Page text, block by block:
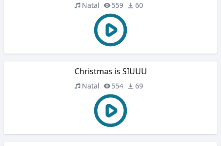
Natal 559 60
Christmas is SIUUU
Natal 554 69